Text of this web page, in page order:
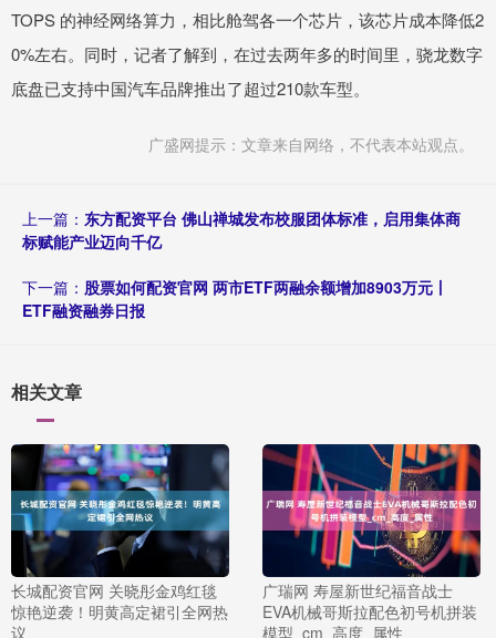
TOPS 的神经网络算力，相比舱驾各一个芯片，该芯片成本降低2
0%左右。同时，记者了解到，在过去两年多的时间里，骁龙数字
底盘已支持中国汽车品牌推出了超过210款车型。
广盛网提示：文章来自网络，不代表本站观点。
上一篇： 东方配资平台 佛山禅城发布校服团体标准，启用集体商
标赋能产业迈向千亿
下一篇： 股票如何配资官网 两市ETF两融余额增加8903万元丨
ETF融资融券日报
相关文章
长城配资官网 关晓彤金鸡红毯
惊艳逆袭！明黄高定裙引全网热
议
广瑞网 寿屋新世纪福音战士
EVA机械哥斯拉配色初号机拼装
模型_cm_高度_属性